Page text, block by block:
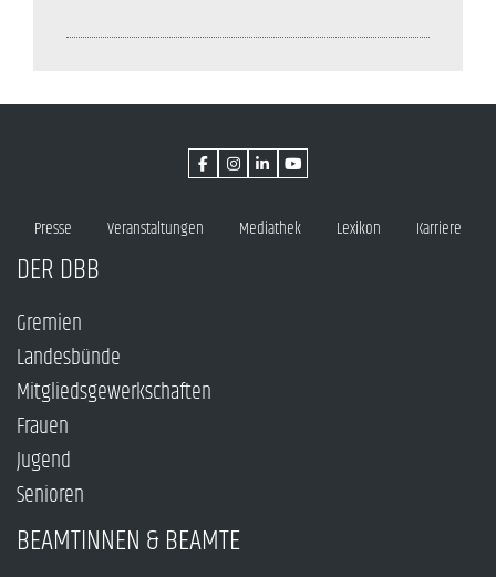
Presse Veranstaltungen Mediathek Lexikon Karriere
DER DBB
Gremien
Landesbünde
Mitgliedsgewerkschaften
Frauen
Jugend
Senioren
BEAMTINNEN & BEAMTE